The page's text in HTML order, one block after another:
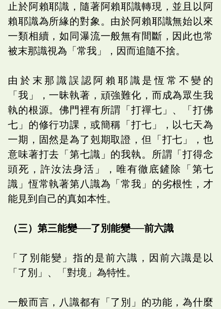
止於阿賴耶識，隨著阿賴耶識轉現，並且以阿
賴耶識為所緣的對象。由於阿賴耶識無始以來
一類相續，如同瀑流一般無有間斷，因此也常
被末那識視為「常我」，因而追隨不捨。
由於末那識誤認阿賴耶識是恆常不變的
「我」，一昧執著，頑強難化，而成為眾生我
執的根源。佛門裡有所謂「打禪七」、「打佛
七」的修行功課，或簡稱「打七」，以七天為
一期，固然是為了剋期取證，但「打七」，也
意味著打去「第七識」的我執。所謂「打得念
頭死，許汝法身活」，唯有徹底鏟除「第七
識」恆常執著第八識為「常我」的劣根性，才
能見到自己的真如本性。
（三）第三能變──了別能變──前六識
「了別能變」指的是前六識，因前六識是以
「了別」、「對境」為特性。
一般而言，八識都有「了別」的功能，為什麼